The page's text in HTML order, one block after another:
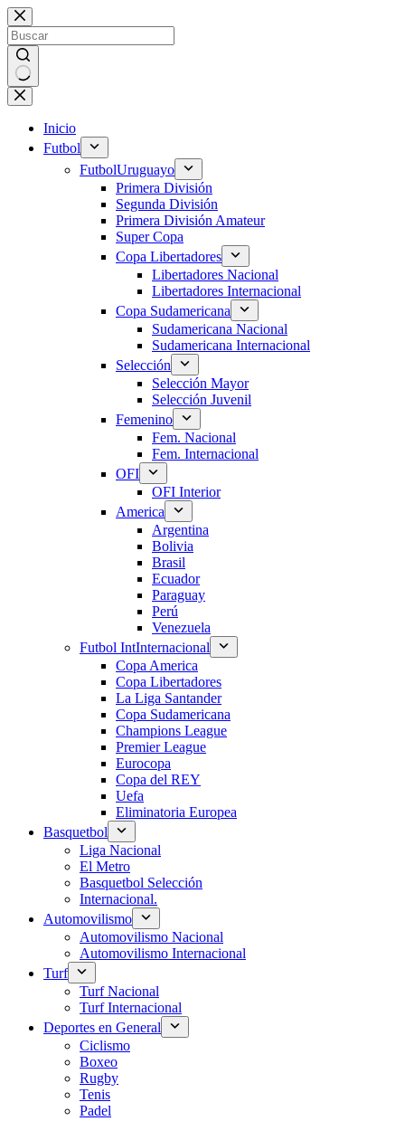
Saltar
al
contenido
Sin
resultados
Inicio
Futbol
FutbolUruguayo
Primera División
Segunda División
Primera División Amateur
Super Copa
Copa Libertadores
Libertadores Nacional
Libertadores Internacional
Copa Sudamericana
Sudamericana Nacional
Sudamericana Internacional
Selección
Selección Mayor
Selección Juvenil
Femenino
Fem. Nacional
Fem. Internacional
OFI
OFI Interior
America
Argentina
Bolivia
Brasil
Ecuador
Paraguay
Perú
Venezuela
Futbol IntInternacional
Copa America
Copa Libertadores
La Liga Santander
Copa Sudamericana
Champions League
Premier League
Eurocopa
Copa del REY
Uefa
Eliminatoria Europea
Basquetbol
Liga Nacional
El Metro
Basquetbol Selección
Internacional.
Automovilismo
Automovilismo Nacional
Automovilismo Internacional
Turf
Turf Nacional
Turf Internacional
Deportes en General
Ciclismo
Boxeo
Rugby
Tenis
Padel